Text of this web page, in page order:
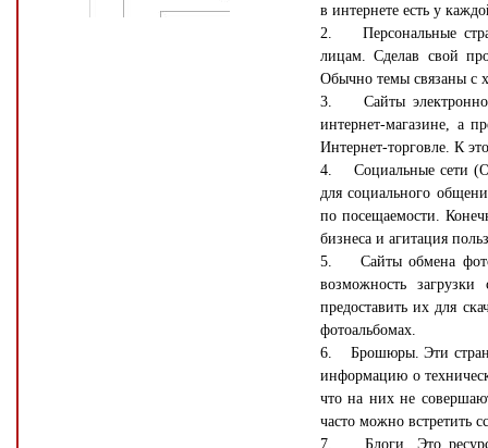
в интернете есть у
2. Персональные
лицам. Сделав свой
Обычно темы связаны с
3. Сайты электронной
интернет-магазине, а
Интернет-торговле. К
4. Социальные сети
для социального
по посещаемости.
бизнеса и агитация
5. Сайты обмена
возможность
предоставить их для
фотоальбомах.
6. Брошюры. Эти
информацию о
что на них не
часто можно встретить
7. Блоги. Это